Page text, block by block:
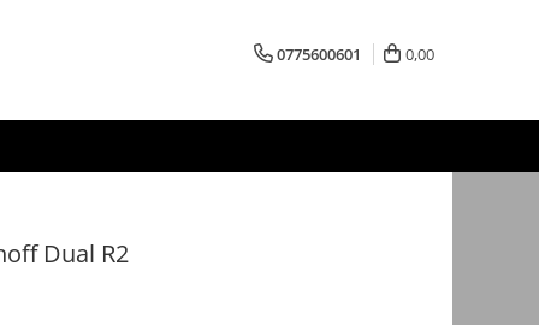
0775600601 0,00
Dual R2